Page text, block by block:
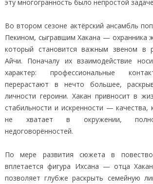
эту многогранность было непростой
Во втором сезоне актёрский ансамбль
Пекином, сыгравшим Хакана — охранника
который становится важным звеном в
Айчи. Поначалу их взаимодействие
характер: профессиональные
перерастают в нечто большее,
личности героини. Хакан привносит в
стабильности и искренности — качества,
не хватает в окружении,
недоговорённостей.
По мере развития сюжета в
вплетается фигура Ихсана — отца
позволяет глубже раскрыть семейную